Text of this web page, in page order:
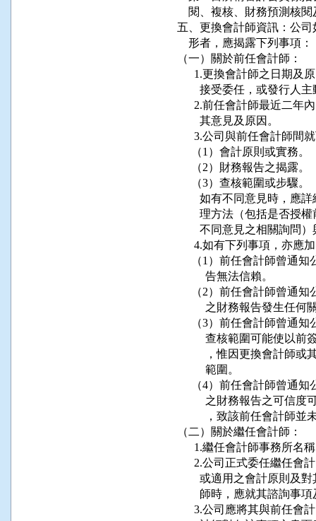
閱、複核、財務預測核
五、更換會計師資訊：公
形者，應揭露下列事項
（一）關於前任會計師：
1.更換會計師之日期
接受委任，或發行
2.前任會計師最近二
        其意見及原因。
3.公司與前任會計師
     （1）會計原則或實務。
     （2）財務報告之揭露。
     （3）查核範圍或步驟。
如有不同意見時，
理方法（包括是否
不同意見之相關詢問
4.如有下列事項，亦應
（1）前任會計師曾通
          告無法信賴。
（2）前任會計師曾通
之財務報告發生任何
（3）前任會計師曾通
查核範圍可能使
，惟因更換會計
          範圍。
（4）前任會計師曾通
之財務報告之可
，致該前任會計師
（二）關於繼任會計師：
1.繼任會計師事務所
2.公司正式委任繼任
或適用之會計原則
師時，應就其諮詢事
3.公司應將其與前任